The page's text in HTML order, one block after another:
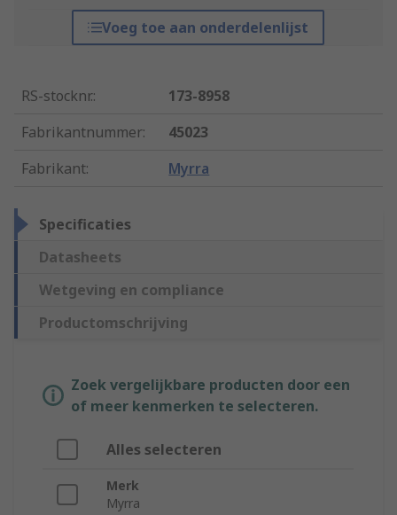
Voeg toe aan onderdelenlijst
RS-stocknr.:
173-8958
Fabrikantnummer:
45023
Fabrikant: Myrra
Specificaties
Datasheets
Wetgeving en compliance
Productomschrijving
Zoek vergelijkbare producten door een
of meer kenmerken te selecteren.
Alles selecteren
Merk
Myrra